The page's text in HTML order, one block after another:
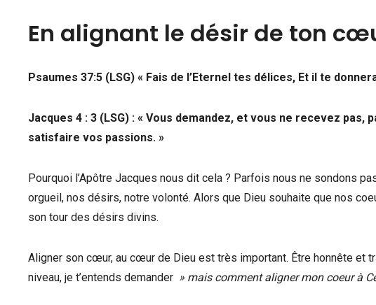
En alignant le désir de ton
Psaumes 37:5 (LSG) « Fais de l’Eternel tes délices, Et il te
Jacques 4 : 3 (LSG) : « Vous demandez, et vous ne recevez pas,
satisfaire vos passions. »
Pourquoi l’Apôtre Jacques nous dit cela ? Parfois nous ne sondons
orgueil, nos désirs, notre volonté. Alors que Dieu souhaite que nos
son tour des désirs divins.
Aligner son cœur, au cœur de Dieu est très important. Être honnête et
niveau, je t’entends demander » mais comment aligner mon coeur à